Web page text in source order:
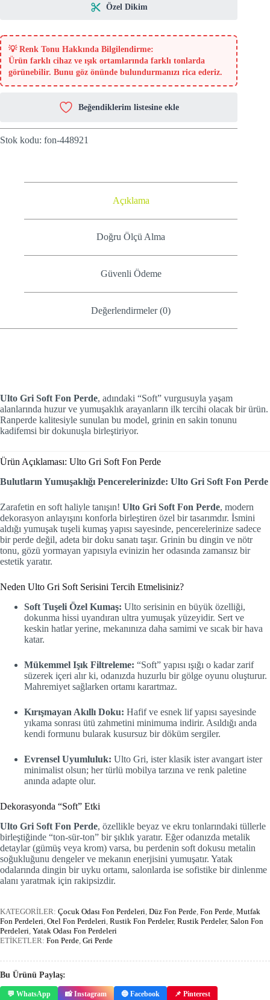
Özel Dikim
💡 Renk Tonu Hakkında Bilgilendirme:
Ürün farklı cihaz ve ışık ortamlarında farklı tonlarda
görünebilir. Bunu göz önünde bulundurmanızı rica ederiz.
Beğendiklerim listesine ekle
Stok kodu: fon-448921
Açıklama
Doğru Ölçü Alma
Güvenli Ödeme
Değerlendirmeler (0)
Ulto Gri Soft Fon Perde, adındaki “Soft” vurgusuyla yaşam
alanlarında huzur ve yumuşaklık arayanların ilk tercihi olacak bir ürün.
Ranperde kalitesiyle sunulan bu model, grinin en sakin tonunu
kadifemsi bir dokunuşla birleştiriyor.
Ürün Açıklaması: Ulto Gri Soft Fon Perde
Bulutların Yumuşaklığı Pencerelerinizde: Ulto Gri Soft Fon Perde
Zarafetin en soft haliyle tanışın! Ulto Gri Soft Fon Perde, modern
dekorasyon anlayışını konforla birleştiren özel bir tasarımdır. İsmini
aldığı yumuşak tuşeli kumaş yapısı sayesinde, pencerelerinize sadece
bir perde değil, adeta bir doku sanatı taşır. Grinin bu dingin ve nötr
tonu, gözü yormayan yapısıyla evinizin her odasında zamansız bir
estetik yaratır.
Neden Ulto Gri Soft Serisini Tercih Etmelisiniz?
Soft Tuşeli Özel Kumaş: Ulto serisinin en büyük özelliği,
dokunma hissi uyandıran ultra yumuşak yüzeyidir. Sert ve
keskin hatlar yerine, mekanınıza daha samimi ve sıcak bir hava
katar.
Mükemmel Işık Filtreleme: “Soft” yapısı ışığı o kadar zarif
süzerek içeri alır ki, odanızda huzurlu bir gölge oyunu oluşturur.
Mahremiyet sağlarken ortamı karartmaz.
Kırışmayan Akıllı Doku: Hafif ve esnek lif yapısı sayesinde
yıkama sonrası ütü zahmetini minimuma indirir. Asıldığı anda
kendi formunu bularak kusursuz bir döküm sergiler.
Evrensel Uyumluluk: Ulto Gri, ister klasik ister avangart ister
minimalist olsun; her türlü mobilya tarzına ve renk paletine
anında adapte olur.
Dekorasyonda “Soft” Etki
Ulto Gri Soft Fon Perde, özellikle beyaz ve ekru tonlarındaki tüllerle
birleştiğinde “ton-sür-ton” bir şıklık yaratır. Eğer odanızda metalik
detaylar (gümüş veya krom) varsa, bu perdenin soft dokusu metalin
soğukluğunu dengeler ve mekanın enerjisini yumuşatır. Yatak
odalarında dingin bir uyku ortamı, salonlarda ise sofistike bir dinlenme
alanı yaratmak için rakipsizdir.
KATEGORİLER: Çocuk Odası Fon Perdeleri Düz Fon Perde Fon Perde Mutfak
Fon Perdeleri Otel Fon Perdeleri Rustik Fon Perdeler, Rustik Perdeler, Salon Fon
Perdeleri Yatak Odası Fon Perdeleri
ETİKETLER: Fon Perde Gri Perde
Bu Ürünü Paylaş:
💬 WhatsApp 📸 Instagram 🔵 Facebook 📌 Pinterest